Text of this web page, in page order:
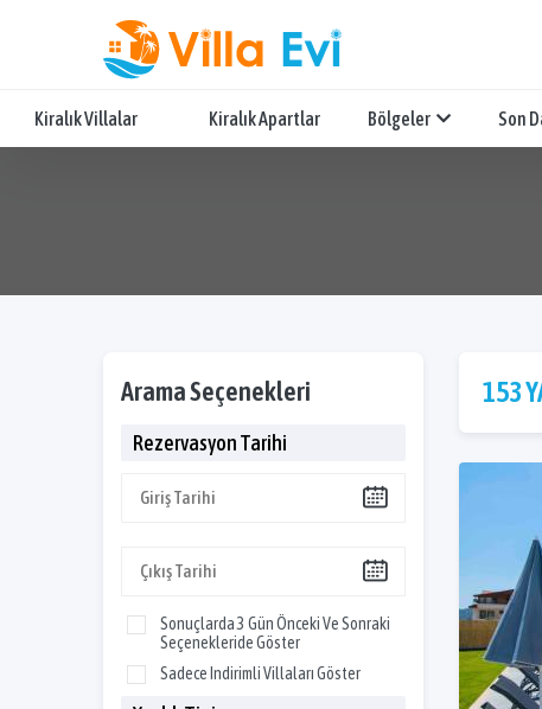
Kiralık Villalar Kiralık Apartlar Bölgeler Son
Arama Seçenekleri
Rezervasyon Tarihi
Sonuçlarda 3 Gün Önceki Ve Sonraki
Seçenekleride Göster
Sadece Indirimli Villaları Göster
153